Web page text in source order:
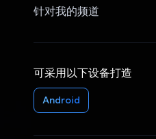
针对我的频道
可采用以下设备打造
Android